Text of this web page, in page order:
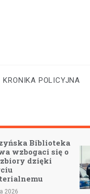
KRONIKA POLICYJNA
Biblioteka
wzbogaci się o
dzięki
2026